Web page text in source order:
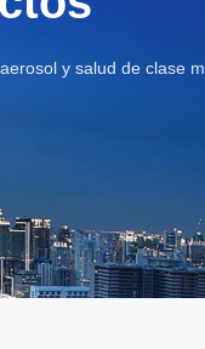
y salud de clase